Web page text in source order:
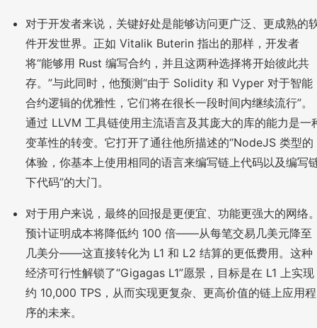
对于开发者来说，关键好处是能够访问更广泛、更成熟的
件开发世界。正如 Vitalik Buterin 指出的那样，开发者
将“能够用 Rust 编写合约，并且这两种选择将开始彼此共
存。”与此同时，他预测“由于 Solidity 和 Vyper 对于智能
合约逻辑的优雅性，它们将在很长一段时间内继续流行”。
通过 LLVM 工具链使用主流语言及其庞大的库的能力是一
变革性的转变。它打开了通往他所描述的“NodeJS 类型的
体验，你基本上使用相同的语言来编写链上代码以及编写
下代码”的大门。
对于用户来说，最终的回报是更便宜、功能更强大的网络
预计证明成本将降低约 100 倍——从每笔交易几美元降至
几美分——这直接转化为 L1 和 L2 结算的更低费用。这种
经济可行性解锁了“Gigagas L1”愿景，目标是在 L1 上实现
约 10,000 TPS，从而实现更复杂、更高价值的链上应用程
序的未来。